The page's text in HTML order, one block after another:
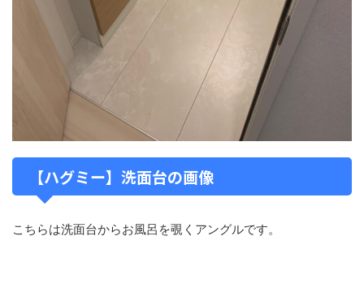
【ハグミー】洗面台の画像
こちらは洗面台からお風呂を覗くアングルです。